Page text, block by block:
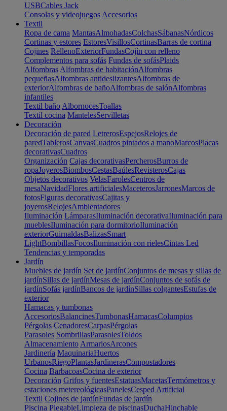
USBCables Jack
Consolas y videojuegos Accesorios
Textil
Ropa de cama MantasAlmohadasColchasSábanasNórdicos
Cortinas y estores EstoresVisillosCortinasBarras de cortina
Cojines RellenoExteriorFundasCojín con relleno
Complementos para sofás Fundas de sofásPlaids
Alfombras Alfombras de habitaciónAlfombras
pequeñasAlfombras antideslizantesAlfombras de
exteriorAlfombras de bañoAlfombras de salónAlfombras
infantiles
Textil baño AlbornocesToallas
Textil cocina MantelesServilletas
Decoración
Decoración de pared LetrerosEspejosRelojes de
paredTablerosCanvasCuadros pintados a manoMarcosPlacas
decorativasCuadros
Organización Cajas decorativasPercherosBurros de
ropaJoyerosBiombosCestasBaúlesRevisterosCajas
Objetos decorativos VelasFarolesCentros de
mesaNavidadFlores artificialesMaceterosJarronesMarcos de
fotosFiguras decorativasCajitas y
joyerosRelojesAmbientadores
Iluminación LámparasIluminación decorativaIluminación para
mueblesIluminación para dormitorioIluminación
exteriorGuirnaldasBalizasSmart
LightBombillasFocosIluminación con rielesCintas Led
Tendencias y temporadas
Jardín
Muebles de jardín Set de jardínConjuntos de mesas y sillas de
jardínSillas de jardínMesas de jardínConjuntos de sofás de
jardínSofás jardínBancos de jardínSillas colgantesEstufas de
exterior
Hamacas y tumbonas
AccesoriosBalancinesTumbonasHamacasColumpios
Pérgolas CenadoresCarpasPérgolas
Parasoles SombrillasParasolesToldos
Almacenamiento ArmariosArcones
Jardinería MaquinariaHuertos
UrbanosRiegoPlantasJardinerasCompostadores
Cocina BarbacoasCocina de exterior
Decoración Grifos y fuentesEstatuasMacetasTermómetros y
estaciones metereológicasPanelesCesped Artificial
Textil Cojines de jardínFundas de jardín
Piscina PlegableLimpieza de piscinasDuchaHinchable